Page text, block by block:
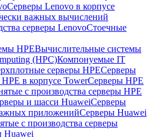
Серверы Lenovo в корпусе
важных вычислений
серверы LenovoСтоечные
HPEВычислительные системы
(HPC)Компонуемые IT
серверы HPEСерверы
в корпусе TowerСерверы HPE
с производства серверы HPE
и шасси HuaweiСерверы
приложенийСерверы Huawei
с производства серверы
Huawei